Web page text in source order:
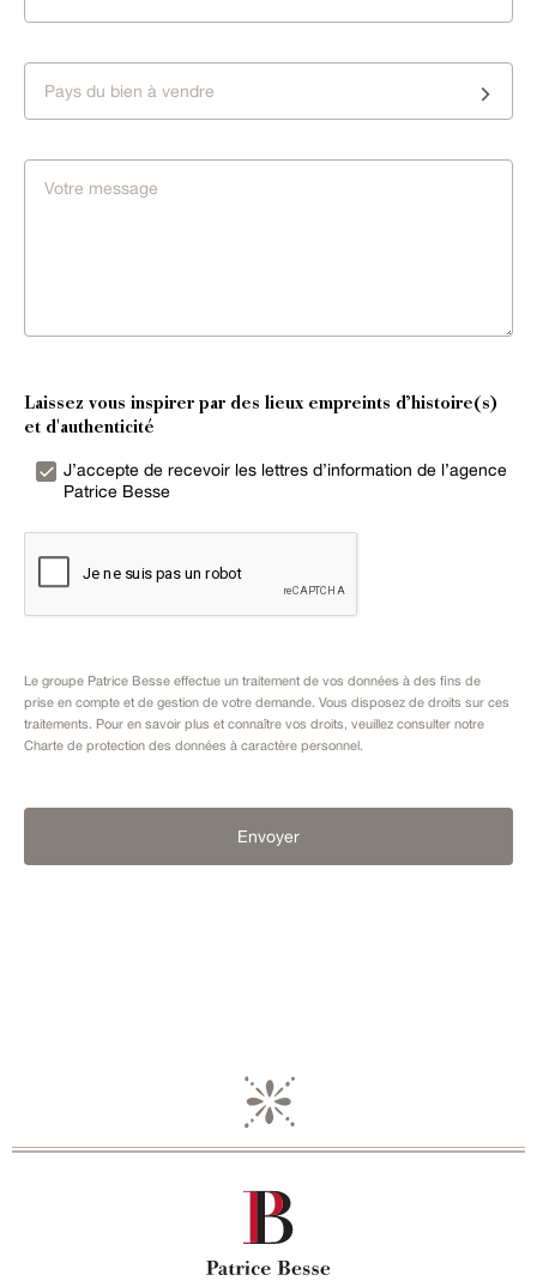
Pays du bien à vendre
Laissez vous inspirer par des lieux empreints d’histoire(s)
et d'authenticité
J’accepte de recevoir les lettres d’information de l’agence
Patrice Besse
Le groupe Patrice Besse effectue un traitement de vos données à des fins de
prise en compte et de gestion de votre demande. Vous disposez de droits sur ces
traitements. Pour en savoir plus et connaître vos droits, veuillez consulter notre
Charte de protection des données à caractère personnel .
Envoyer